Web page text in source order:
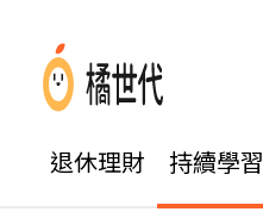
退休理財 持續學習